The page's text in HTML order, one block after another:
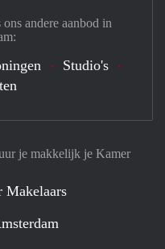
je makkelijk je Kamer
Makelaars
andere aanbod in
Studio's